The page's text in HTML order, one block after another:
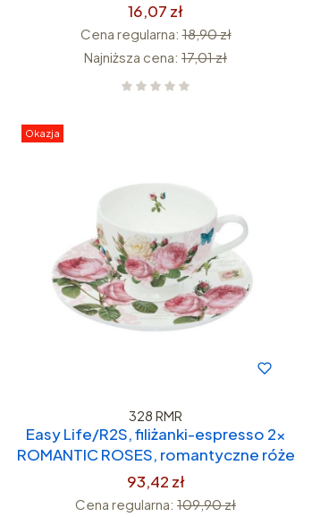
16,07 zł
Cena regularna: 18,90 zł
Najniższa cena: 17,01 zł
Okazja
328 RMR
Easy Life/R2S, filiżanki-espresso 2x
ROMANTIC ROSES, romantyczne róże
93,42 zł
Cena regularna: 109,90 zł